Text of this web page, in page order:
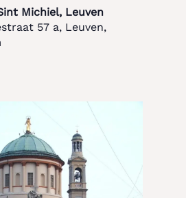
Michiel, Leuven
57 a, Leuven,